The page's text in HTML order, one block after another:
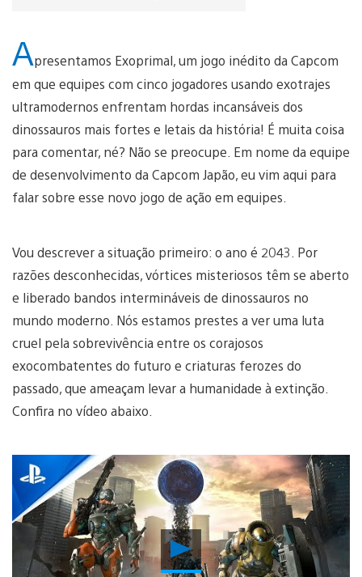
Apresentamos Exoprimal, um jogo inédito da Capcom
em que equipes com cinco jogadores usando exotrajes
ultramodernos enfrentam hordas incansáveis dos
dinossauros mais fortes e letais da história! É muita coisa
para comentar, né? Não se preocupe. Em nome da equipe
de desenvolvimento da Capcom Japão, eu vim aqui para
falar sobre esse novo jogo de ação em equipes.
Vou descrever a situação primeiro: o ano é 2043. Por
razões desconhecidas, vórtices misteriosos têm se aberto
e liberado bandos intermináveis de dinossauros no
mundo moderno. Nós estamos prestes a ver uma luta
cruel pela sobrevivência entre os corajosos
exocombatentes do futuro e criaturas ferozes do
passado, que ameaçam levar a humanidade à extinção.
Confira no vídeo abaixo.
Reproduzir
Vídeo